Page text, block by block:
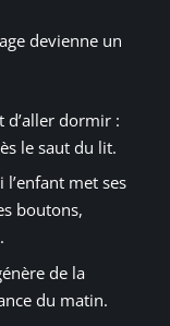
devienne un
d’aller dormir :
le saut du lit.
l’enfant met ses
boutons,
de la
du matin.